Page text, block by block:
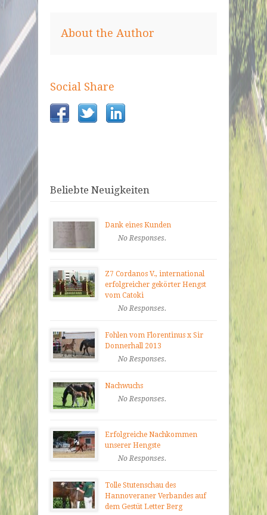
About the Author
Social Share
Beliebte Neuigkeiten
Dank eines Kunden
No Responses.
Z7 Cordanos V., international
erfolgreicher gekörter Hengst
vom Catoki
No Responses.
Fohlen vom Florentinus x Sir
Donnerhall 2013
No Responses.
Nachwuchs
No Responses.
Erfolgreiche Nachkommen
unserer Hengste
No Responses.
Tolle Stutenschau des
Hannoveraner Verbandes auf
dem Gestüt Letter Berg